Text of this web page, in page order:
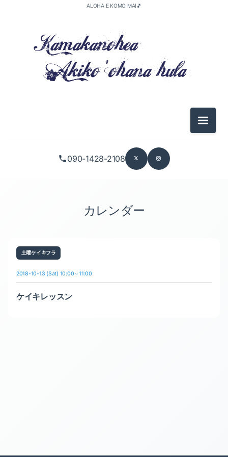
090-1428-2108
ALOHA E KOMO MAI🎵
メニュ
カレンダー
土曜ケイキフラ
2018-10-13 (Sat) 10:00～11:00
ケイキレッスン